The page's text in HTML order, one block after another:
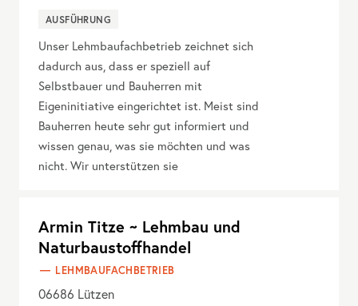
AUSFÜHRUNG
Unser Lehmbaufachbetrieb zeichnet sich
dadurch aus, dass er speziell auf
Selbstbauer und Bauherren mit
Eigeninitiative eingerichtet ist. Meist sind
Bauherren heute sehr gut informiert und
wissen genau, was sie möchten und was
nicht. Wir unterstützen sie
Armin Titze ~ Lehmbau und
Naturbaustoffhandel
LEHMBAUFACHBETRIEB
06686 Lützen